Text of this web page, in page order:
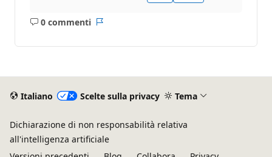
0 commenti
Nessun
Italiano Scelte sulla privacy Tema
Dichiarazione di non responsabilità relativa
all'intelligenza artificiale